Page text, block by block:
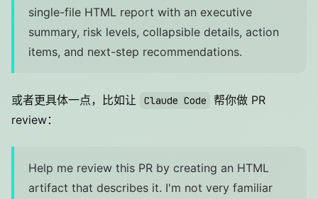
single-file HTML report with an executive
summary, risk levels, collapsible details, action
items, and next-step recommendations.
或者更具体一点，比如让 Claude Code
帮你做 PR
review：
Help me review this PR by creating an HTML
artifact that describes it. I'm not very familiar